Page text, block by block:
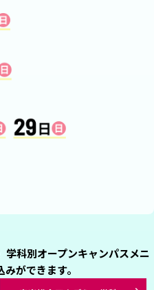
学科別オープンキャンパスメニ
ができます。
プロダンサー専攻
声優俳優専攻
エンタテインメント